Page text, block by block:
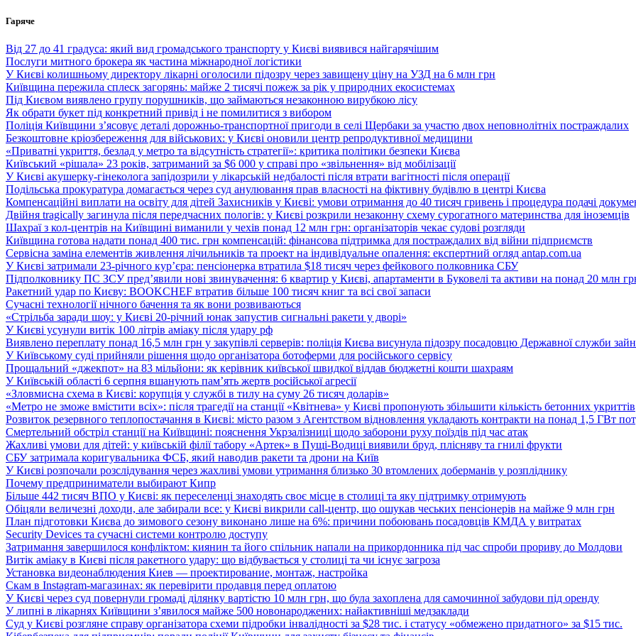
Перейти
вмісту
Гаряче
Від 27 до 41 градуса: який вид громадського транспорту у Києві виявився найгарячішим
Послуги митного брокера як частина міжнародної логістики
У Києві колишньому директору лікарні оголосили підозру через завищену ціну на УЗД на 6 млн грн
Київщина пережила сплеск загорянь: майже 2 тисячі пожеж за рік у природних екосистемах
Під Києвом виявлено групу порушників, що займаються незаконною вирубкою лісу
Як обрати букет під конкретний привід і не помилитися з вибором
Поліція Київщини з’ясовує деталі дорожньо-транспортної пригоди в селі Щербаки за участю двох неповнолітніх постраждалих
Безкоштовне кріозбереження для військових: у Києві оновили центр репродуктивної медицини
«Приватні укриття, безлад у метро та відсутність стратегії»: критика політики безпеки Києва
Київський «рішала» 23 років, затриманий за $6 000 у справі про «звільнення» від мобілізації
У Києві акушерку-гінеколога запідозрили у лікарській недбалості після втрати вагітності після операції
Подільська прокуратура домагається через суд анулювання прав власності на фіктивну будівлю в центрі Києва
Компенсаційні виплати на освіту для дітей Захисників у Києві: умови отримання до 40 тисяч гривень і процедура подачі
Двійня tragically загинула після передчасних пологів: у Києві розкрили незаконну схему сурогатного материнства для іноземців
Шахраї з кол-центрів на Київщині виманили у чехів понад 12 млн грн: організаторів чекає судові розгляди
Київщина готова надати понад 400 тис. грн компенсацій: фінансова підтримка для постраждалих від війни підприємств
Сервісна заміна елементів живлення лічильників та проект на індивідуальне опалення: експертний огляд antap.com.ua
У Києві затримали 23-річного кур’єра: пенсіонерка втратила $18 тисяч через фейкового полковника СБУ
Підполковнику ПС ЗСУ пред’явили нові звинувачення: 6 квартир у Києві, апартаменти в Буковелі та активи на понад 20 млн
Ракетний удар по Києву: BOOKCHEF втратив більше 100 тисяч книг та всі свої запаси
Сучасні технології нічного бачення та як вони розвиваються
«Стрільба заради шоу: у Києві 20-річний юнак запустив сигнальні ракети у дворі»
У Києві усунули витік 100 літрів аміаку після удару рф
Виявлено переплату понад 16,5 млн грн у закупівлі серверів: поліція Києва висунула підозру посадовцю Державної служби
У Київському суді прийняли рішення щодо організатора ботоферми для російського сервісу
Прощальний «джекпот» на 83 мільйони: як керівник київської швидкої віддав бюджетні кошти шахраям
У Київській області 6 серпня вшанують пам’ять жертв російської агресії
«Зловмисна схема в Києві: корупція у службі в тилу на суму 26 тисяч доларів»
«Метро не зможе вмістити всіх»: після трагедії на станції «Квітнева» у Києві пропонують збільшити кількість бетонних укриттів
Розвиток резервного теплопостачання в Києві: місто разом з Агентством відновлення укладають контракти на понад 1,5 ГВт
Смертельний обстріл станції на Київщині: пояснення Укрзалізниці щодо заборони руху поїздів під час атак
Жахливі умови для дітей: у київській філії табору «Артек» в Пущі-Водиці виявили бруд, плісняву та гнилі фрукти
СБУ затримала коригувальника ФСБ, який наводив ракети та дрони на Київ
У Києві розпочали розслідування через жахливі умови утримання близько 30 втомлених доберманів у розпліднику
Почему предприниматели выбирают Кипр
Більше 442 тисяч ВПО у Києві: як переселенці знаходять своє місце в столиці та яку підтримку отримують
Обіцяли величезні доходи, але забирали все: у Києві викрили call-центр, що ошукав чеських пенсіонерів на майже 9 млн грн
План підготовки Києва до зимового сезону виконано лише на 6%: причини побоювань посадовців КМДА у витратах
Security Devices та сучасні системи контролю доступу
Затримання завершилося конфліктом: киянин та його спільник напали на прикордонника під час спроби прориву до Молдови
Витік аміаку в Києві після ракетного удару: що відбувається у столиці та чи існує загроза
Установка видеонаблюдения Киев — проектирование, монтаж, настройка
Скам в Instagram-магазинах: як перевірити продавця перед оплатою
У Києві через суд повернули громаді ділянку вартістю 10 млн грн, що була захоплена для самочинної забудови під оренду
У липні в лікарнях Київщини з’явилося майже 500 новонароджених: найактивніші медзаклади
Суд у Києві розгляне справу організатора схеми підробки інвалідності за $28 тис. і статусу «обмежено придатного» за $15 тис.